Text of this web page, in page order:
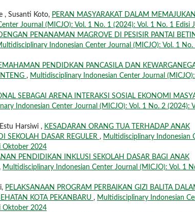
, Susanti Koto, PERAN MASYARAKAT DALAM
Journal (MICJO): Vol. 1 No. 1 (2024): Vol. 1 No. 1 Edisi
PENANAMAN MAGROVE DI PESISIR PANTAI
Indonesian Center Journal (MICJO): Vol. 1 No.
PENDIDKAN PANCASILA DAN
, Multidisciplinary Indonesian Center Journal
SEBAGAI ARENA INTERAKSI SOSIAL EKONOMI
Indonesian Center Journal (MICJO): Vol. 1 No. 2 (2024):
Harsiwi , KESADARAN ORANG TUA TERHADAP ANAK
SEKOLAH DASAR REGULER , Multidisciplinary Indonesian
Oktober 2024
PENDIDIKAN INKLUSI SEKOLAH DASAR BAGI ANAK
Multidisciplinary Indonesian Center Journal (MICJO): Vol. 1
PELAKSANAAN PROGRAM PERBAIKAN GIZI BALITA
KOTA PEKANBARU , Multidisciplinary Indonesian
Oktober 2024